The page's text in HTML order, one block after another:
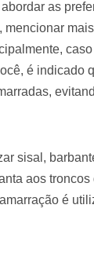
as
mencionar
é indicado
sisal,
aos troncos
é